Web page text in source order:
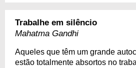
Trabalhe em silêncio
Mahatma Gandhi
Aqueles que têm um grande
estão totalmente absortos no